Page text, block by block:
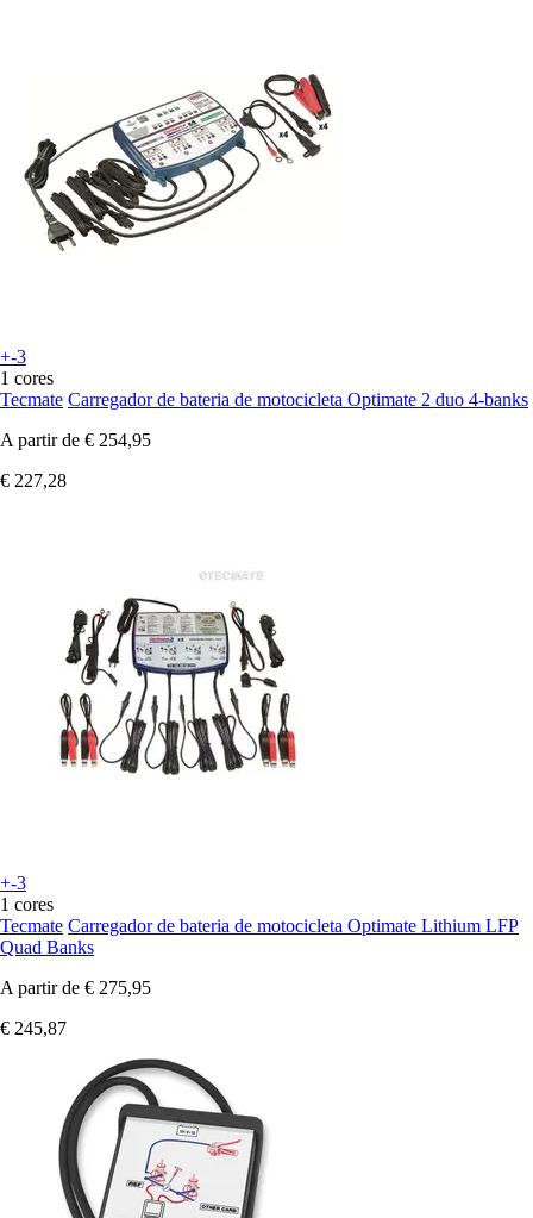
+-3
1 cores
Tecmate Carregador de bateria de motocicleta Optimate 2 duo 4-banks
A partir de € 254,95
€ 227,28
+-3
1 cores
Tecmate Carregador de bateria de motocicleta Optimate Lithium LFP
Quad Banks
A partir de € 275,95
€ 245,87